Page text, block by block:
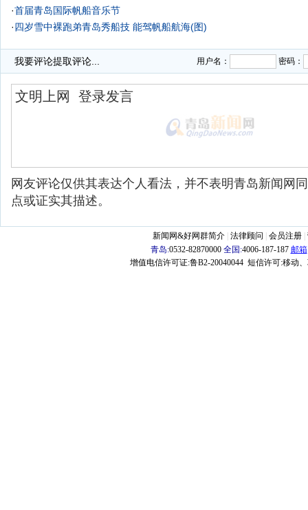
·首届青岛国际帆船音乐节
·四岁雪中裸跑弟青岛秀船技 能驾帆船航海(图)
我要评论提取评论... 用户名： 密码：
网友评论仅供其表达个人看法，并不表明青岛新闻网
点或证实其描述。